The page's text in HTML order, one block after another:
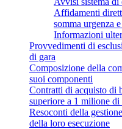
Affidamenti
somma urgenza
Informazioni
Provvedimenti di
di gara
Composizione della
suoi componenti
Contratti di acquisto di
superiore a 1 milione di
Resoconti della
della loro esecuzione